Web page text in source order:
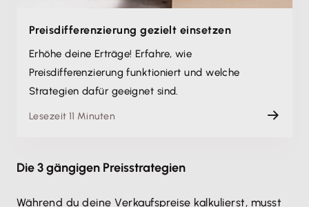
Preisdifferenzierung gezielt einsetzen
Erhöhe deine Erträge! Erfahre, wie
Preisdifferenzierung funktioniert und welche
Strategien dafür geeignet sind.
Lesezeit 11 Minuten
Die 3 gängigen Preisstrategien
Während du deine Verkaufspreise kalkulierst, musst